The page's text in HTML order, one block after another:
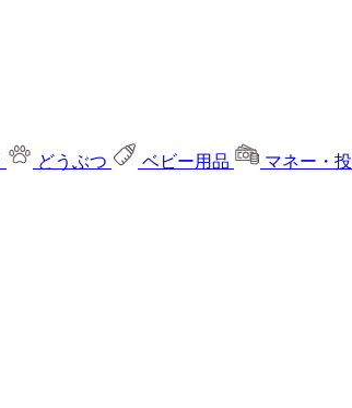
どうぶつ ベビー用品 マネー・